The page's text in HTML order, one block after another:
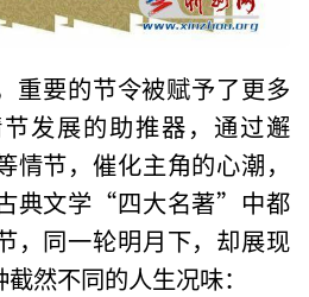
重要的节令被赋予了更多
发展的助推器，通过邂
节，催化主角的心潮，
典文学“四大名著”中都
，同一轮明月下，却展现
然不同的人生况味：